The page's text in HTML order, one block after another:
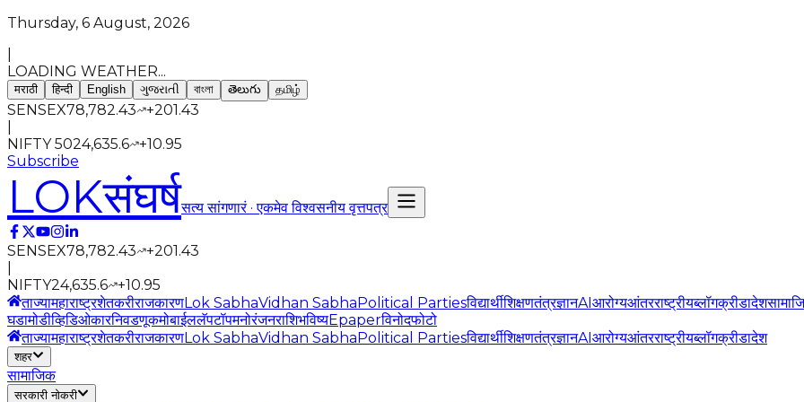
Thursday, 6 August, 2026
LOADING WEATHER...
मराठी हिन्दी English ગુજરાતી বাংলা తెలుగు தமிழ்
SENSEX78,782.43 +201.43
NIFTY 5024,635.6 +10.95
Subscribe
LOKसंघर्षसत्य सांगणारं · एकमेव विश्वसनीय वृत्तपत्र
SENSEX78,782.43 +201.43
NIFTY24,635.6 +10.95
ताज्यामहाराष्ट्रशेतकरीराजकारणLok SabhaVidhan SabhaPolitical Partiesविद्यार्थीशिक्षणतंत्रज्ञानAIआरोग्यआंतरराष्ट्रीयब्लॉगक्रीडादेश
घडामोडीव्हिडिओकारनिवडणूकमोबाईललॅपटॉपमनोरंजनराशिभविष्यEpaperविनोदफोटो
ताज्यामहाराष्ट्रशेतकरीराजकारणLok SabhaVidhan SabhaPolitical Partiesविद्यार्थीशिक्षणतंत्रज्ञानAIआरोग्यआंतरराष्ट्रीयब्लॉगक्रीडादेश
शहर
सामाजिक
सरकारी नोकरी